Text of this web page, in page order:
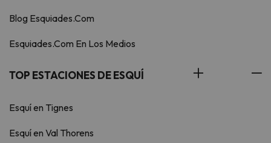
Blog Esquiades.Com
Esquiades.Com En Los Medios
TOP ESTACIONES DE ESQUÍ
Esquí en Tignes
Esquí en Val Thorens